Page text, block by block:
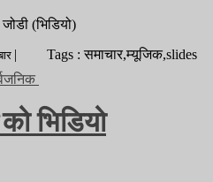
(भिडियो)
| Tags : समाचार,म्यूजिक,slides
भिडियो